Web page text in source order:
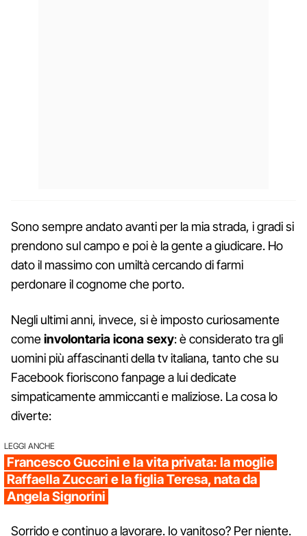
Sono sempre andato avanti per la mia strada, i gradi si
prendono sul campo e poi è la gente a giudicare. Ho
dato il massimo con umiltà cercando di farmi
perdonare il cognome che porto.
Negli ultimi anni, invece, si è imposto curiosamente
comeinvolontaria icona sexy: è considerato tra gli
uomini più affascinanti della tv italiana, tanto che su
Facebook fioriscono fanpage a lui dedicate
simpaticamente ammiccanti e maliziose. La cosa lo
diverte:
LEGGI ANCHE
Francesco Guccini e la vita privata: la moglie
Raffaella Zuccari e la figlia Teresa, nata da
Angela Signorini
Sorrido e continuo a lavorare. Io vanitoso? Per niente.